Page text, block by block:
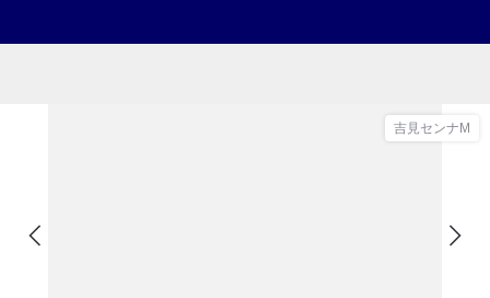
吉見センナM